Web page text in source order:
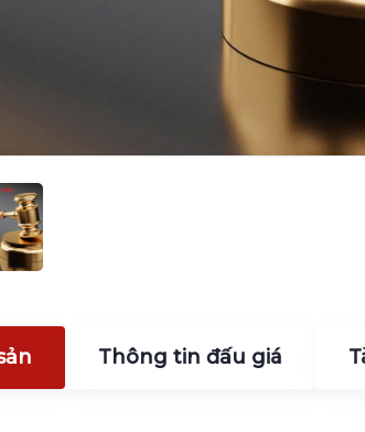
Thông tin đấu giá